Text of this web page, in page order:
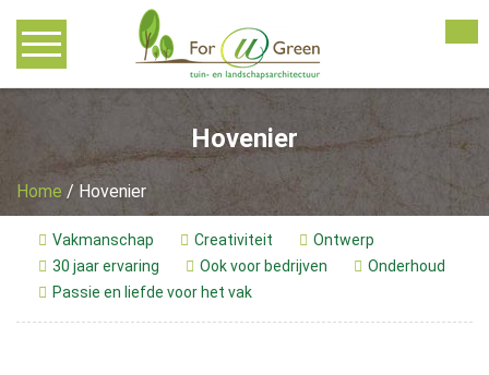
Tuinaanleg
Hovenier
Home / Hovenier
Vakmanschap Creativiteit
Ontwerp
30 jaar ervaring
Ook voor bedrijven
Onderhoud
Passie en liefde voor het vak